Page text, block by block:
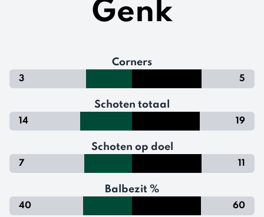
Genk
Corners
3 5
Schoten totaal
14 19
Schoten op doel
7 11
Balbezit %
40 60